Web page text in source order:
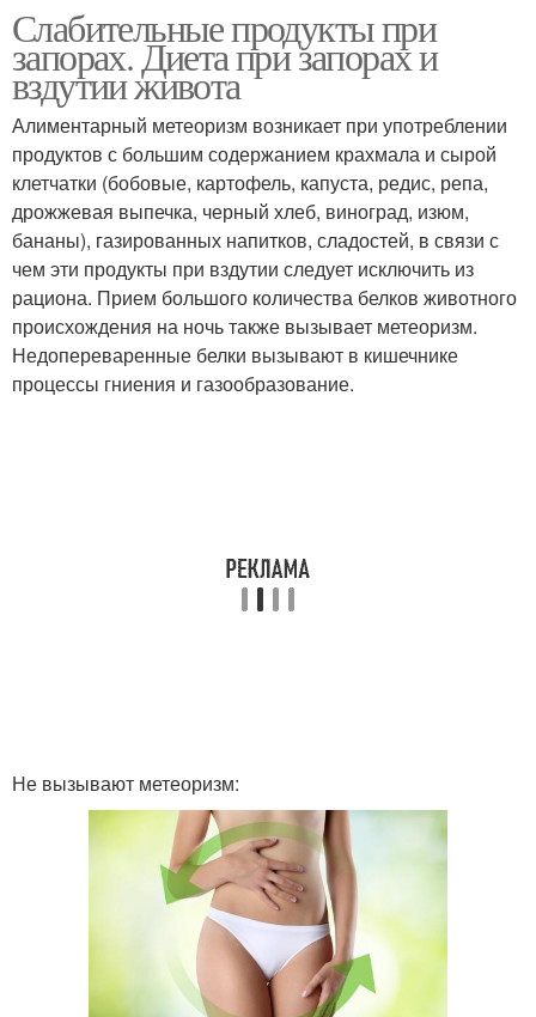
Слабительные продукты при
запорах. Диета при запорах и
вздутии живота
Алиментарный метеоризм возникает при употреблении
продуктов с большим содержанием крахмала и сырой
клетчатки (бобовые, картофель, капуста, редис, репа,
дрожжевая выпечка, черный хлеб, виноград, изюм,
бананы), газированных напитков, сладостей, в связи с
чем эти продукты при вздутии следует исключить из
рациона. Прием большого количества белков животного
происхождения на ночь также вызывает метеоризм.
Недопереваренные белки вызывают в кишечнике
процессы гниения и газообразование.
Не вызывают метеоризм: